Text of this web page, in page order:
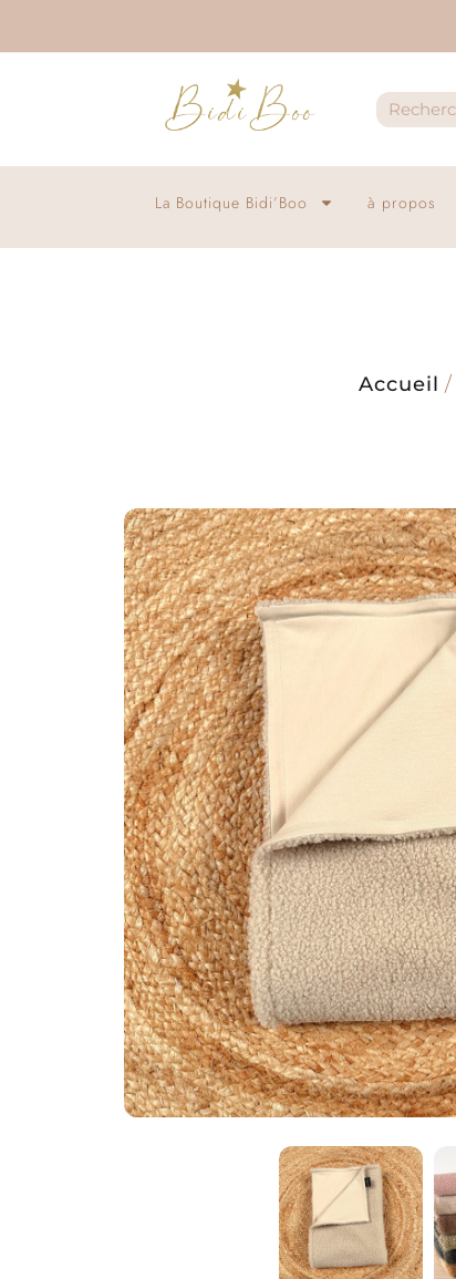
La Boutique Bidi’Boo à propos
Accueil /